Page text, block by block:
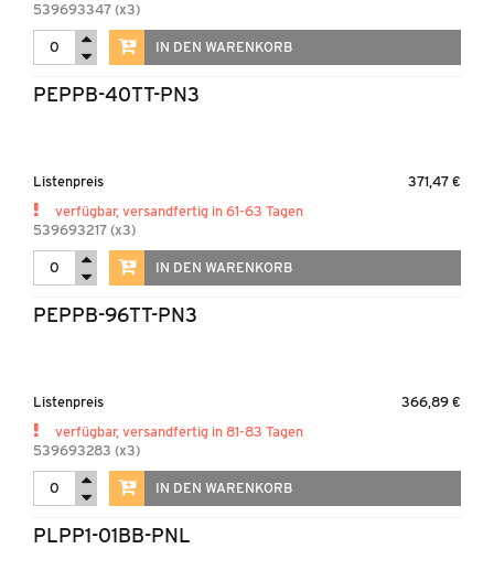
539693347 (x3)
IN DEN WARENKORB
PEPPB-40TT-PN3
Listenpreis
371,47 €
verfügbar, versandfertig in 61-63 Tagen
539693217 (x3)
IN DEN WARENKORB
PEPPB-96TT-PN3
Listenpreis
366,89 €
verfügbar, versandfertig in 81-83 Tagen
539693283 (x3)
IN DEN WARENKORB
PLPP1-01BB-PNL